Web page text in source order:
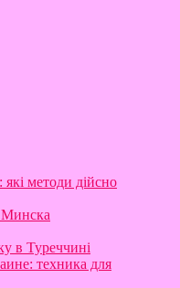
методи дійсно
Минска
в Туреччині
техника для